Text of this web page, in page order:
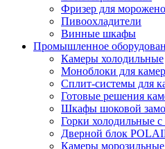
Фризер для
Пивоохладители
Винные шкафы
Промышленное
Камеры холодильные
Моноблоки для камер
Сплит-системы для
Готовые решения
Шкафы шоковой
Горки холодильные
Дверной блок
Камеры морозильные